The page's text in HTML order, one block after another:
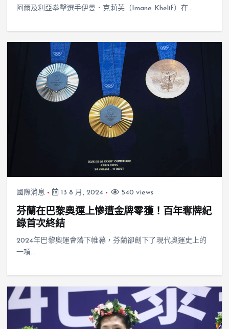
阿爾及利亞拳擊選手伊曼．克莉芙（Imane Khelif）在…
國際消息 13 8 月, 2024 540 views
芬蘭在巴黎奧運上慘遭金牌零獲！百年奪牌紀
錄首次終結
2024年巴黎奧運會落下帷幕，芬蘭卻創下了現代奧運史上的
一項…